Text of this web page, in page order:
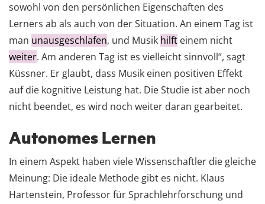
sowohl von den persönlichen Eigenschaften des
Lerners ab als auch von der Situation. An einem Tag ist
man unausgeschlafen, und Musik hilft einem nicht
weiter. Am anderen Tag ist es vielleicht sinnvoll“, sagt
Küssner. Er glaubt, dass Musik einen positiven Effekt
auf die kognitive Leistung hat. Die Studie ist aber noch
nicht beendet, es wird noch weiter daran gearbeitet.
Autonomes Lernen
In einem Aspekt haben viele Wissenschaftler die gleiche
Meinung: Die ideale Methode gibt es nicht. Klaus
Hartenstein, Professor für Sprachlehrforschung und